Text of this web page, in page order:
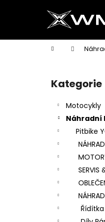
Domů
Přeskočit
kategorie
Kategorie
Motocykly
Náhradní
Pitbike
SERVIS
í
Zpět
do
Zpět
do